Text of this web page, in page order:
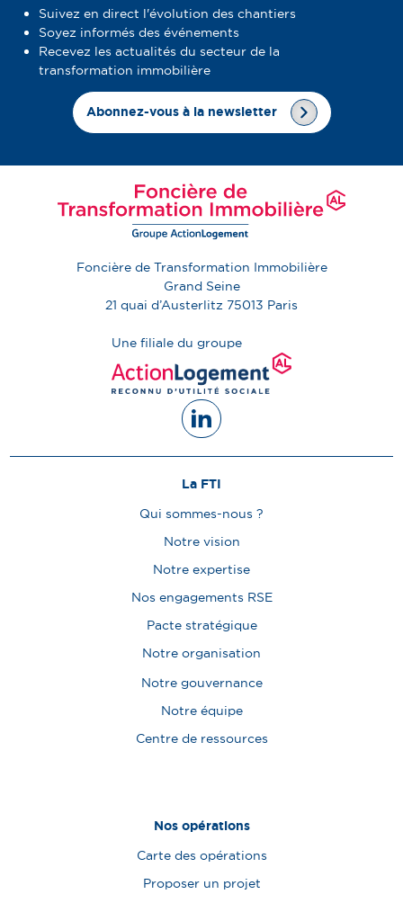
Suivez en direct l'évolution des chantiers
Soyez informés des événements
Recevez les actualités du secteur de la
transformation immobilière
Abonnez-vous à la newsletter
Foncière de Transformation Immobilière
Grand Seine
21 quai d’Austerlitz 75013 Paris
Une filiale du groupe
La FTI
Qui sommes-nous ?
Notre vision
Notre expertise
Nos engagements RSE
Pacte stratégique
Notre organisation
Notre gouvernance
Notre équipe
Centre de ressources
Nos opérations
Carte des opérations
Proposer un projet